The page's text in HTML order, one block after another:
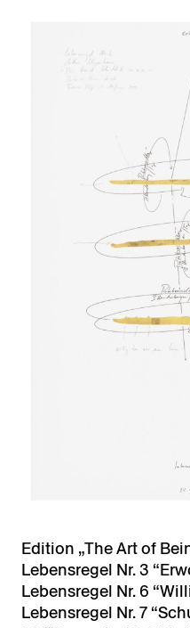
Edition „The Art of
Lebensregel Nr. 3
Lebensregel Nr. 6
Lebensregel Nr. 7